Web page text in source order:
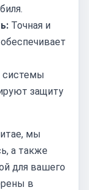
Точная и
защиту
мы
а также
для вашего
в